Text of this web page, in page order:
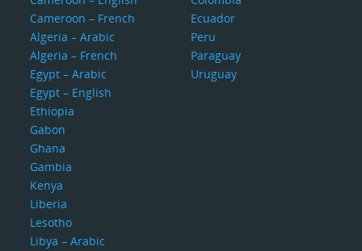
Cameroon – French
Algeria – Arabic
Algeria – French
Egypt – Arabic
Egypt – English
Ethiopia
Gabon
Ghana
Gambia
Kenya
Liberia
Lesotho
Libya – Arabic
Ecuador
Peru
Paraguay
Uruguay